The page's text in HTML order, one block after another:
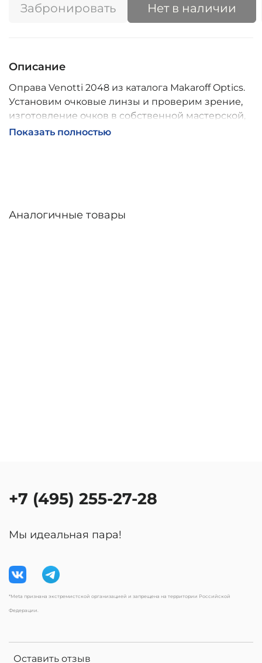
Забронировать Нет в наличии
Описание
Оправа Venotti 2048 из каталога Makaroff Optics.
Установим очковые линзы и проверим зрение,
изготовление очков в собственной мастерской,
обычно 2–5 дней, индивидуальные линзы – до 30
Показать полностью
Аналогичные товары
Оставить отзыв
+7 (495) 255-27-28
Мы идеальная пара!
*Meta признана экстремистской организацией и запрещена на территории Российской
Федерации.